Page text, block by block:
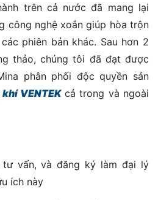
trên cả nước đã mang lại
công nghệ xoắn giúp hòa trộn
phiên bản khác. Sau hơn 2
thảo, chúng tôi đã đạt được
phân phối độc quyền sản
VENTEKcả trong và ngoài
vấn, và đăng ký làm đại lý
ích này